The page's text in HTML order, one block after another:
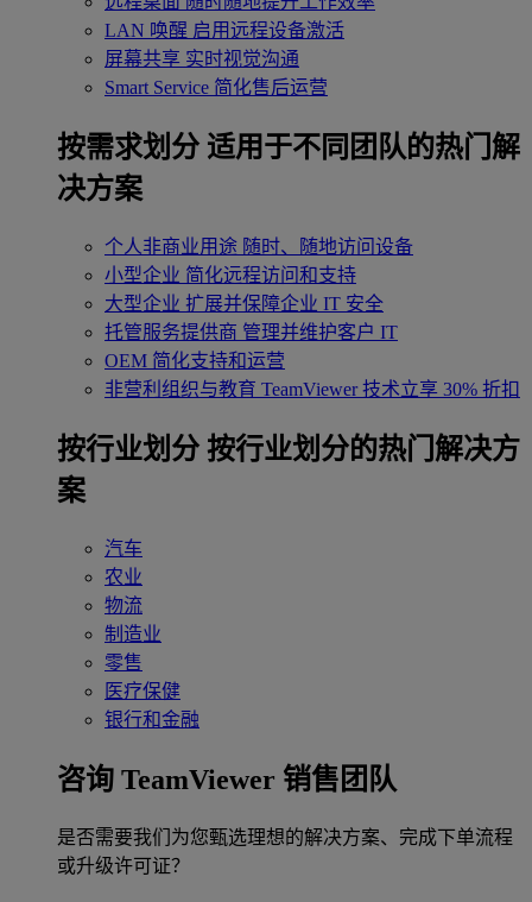
LAN 唤醒 启用远程设备激活
屏幕共享 实时视觉沟通
Smart Service 简化售后运营
按需求划分 适用于不同团队的热门解
决方案
个人非商业用途 随时、随地访问设备
小型企业 简化远程访问和支持
大型企业 扩展并保障企业 IT 安全
托管服务提供商 管理并维护客户 IT
OEM 简化支持和运营
非营利组织与教育 TeamViewer 技术立享 30% 折扣
‌按行业划分 按行业划分的热门解决方
案
汽车
农业
物流
制造业
零售
医疗保健
银行和金融
咨询 TeamViewer 销售团队
是否需要我们为您甄选理想的解决方案、完成下单流程
或升级许可证？